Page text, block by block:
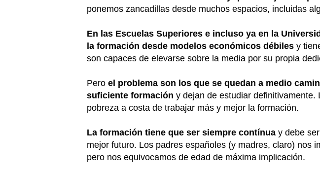
ponemos zancadillas desde muchos espacios, incluidas
En las Escuelas Superiores e incluso ya en la
la formación desde modelos económicos débiles y
son capaces de elevarse sobre la media por su propia
Pero el problema son los que se quedan a medio
suficiente formación y dejan de estudiar
pobreza a costa de trabajar más y mejor la formación.
La formación tiene que ser siempre contínua y debe
mejor futuro. Los padres españoles (y madres, claro) nos
pero nos equivocamos de edad de máxima implicación.